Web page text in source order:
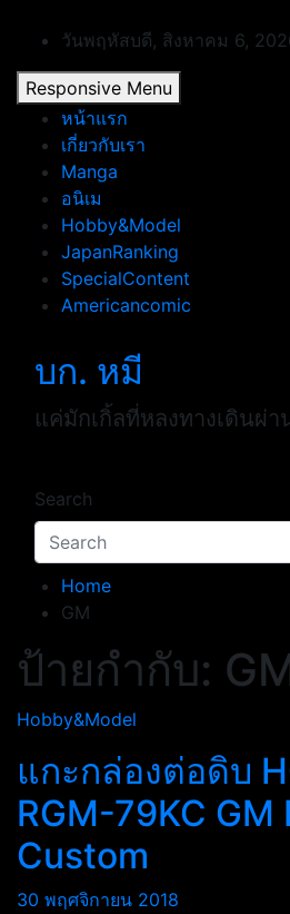
content
วันพฤหัสบดี, สิงหาคม 6,
Responsive Menu
หน้าแรก
เกี่ยวกับเรา
Manga
อนิเม
Hobby&Model
JapanRanking
SpecialContent
Americancomic
บก. หมี
แค่มักเกิ้ลที่หลงทางเดินผ่
Search
Home
GM
ป้ายกำกับ:
Hobby&Model
แกะกล่องต่อดิบ
RGM-79KC
Custom
30 พฤศจิกายน 2018